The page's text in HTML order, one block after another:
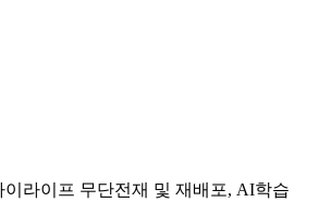
라이프 무단전재 및 재배포, AI학습